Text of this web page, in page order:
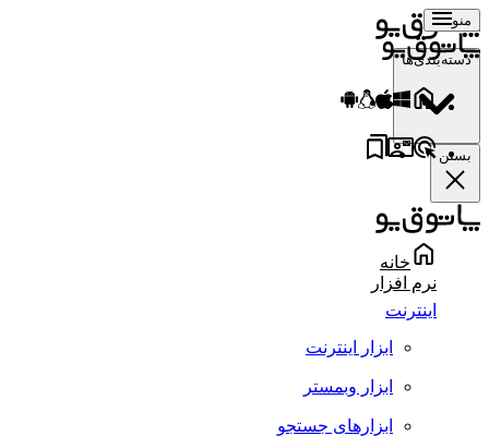
منو
دسته‌بندی‌ها
بستن
خانه
نرم افزار
اینترنت
ابزار اینترنت
ابزار وبمستر
ابزارهای جستجو